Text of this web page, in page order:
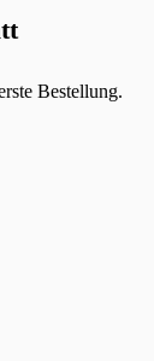
Bestellung.